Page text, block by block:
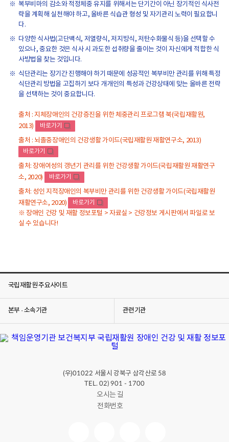
제
품
과
일
류,
채
소
류
알
려
줍
니
다.
복부비마의 감소와 적정체중 유지를 위해서는 단기간이 아닌 장기적인 식사전
략을 계획해 실천해야 하고, 올바른 식습관 형성 및 자기관리 노력이 필요합니
다.
다양한 식사법(고단백식, 저열량식, 저지방식, 저탄수화물식 등)을 선택할 수
있으나, 중요한 것은 식사 시 과도한 섭취량을 줄이는 것이 자신에게 적합한 식
사방법을 찾는 것입니다.
식단관리는 장기간 진행해야 하기 때문에 성공적인 복부비만 관리를 위해 특정
식단관리 방법을 고집하기 보다 개개인의 특성과 건강상태에 맞는 올바른 전략
을 선택하는 것이 중요합니다.
출처 : 지체장애인의 건강증진을 위한 체중관리 프로그램 북(국립재활원,
2013)
바로가기
새
창
출처 : 뇌졸중장애인의 건강생활 가이드(국립재활원 재활연구소, 2013)
바로가기
새
창
출처: 장애여성의 갱년기 관리를 위한 건강생활 가이드(국립재활원 재활연구
소, 2020)
바로가기
새
창
출처: 성인 지적장애인의 복부비만 관리를 위한 건강생활 가이드(국립재활원
재활연구소, 2020)
바로가기
새
창
※ 장애인 건강 및 재활 정보포털 > 자료실 > 건강정보 게시판에서 파일로 보
실 수 있습니다!
국립재활원 주요사이트
본부 · 소속기관 관련기관
(우)01022 서울시 강북구 삼각산로 58
TEL. 02) 901 - 1700
오시는 길
전화번호